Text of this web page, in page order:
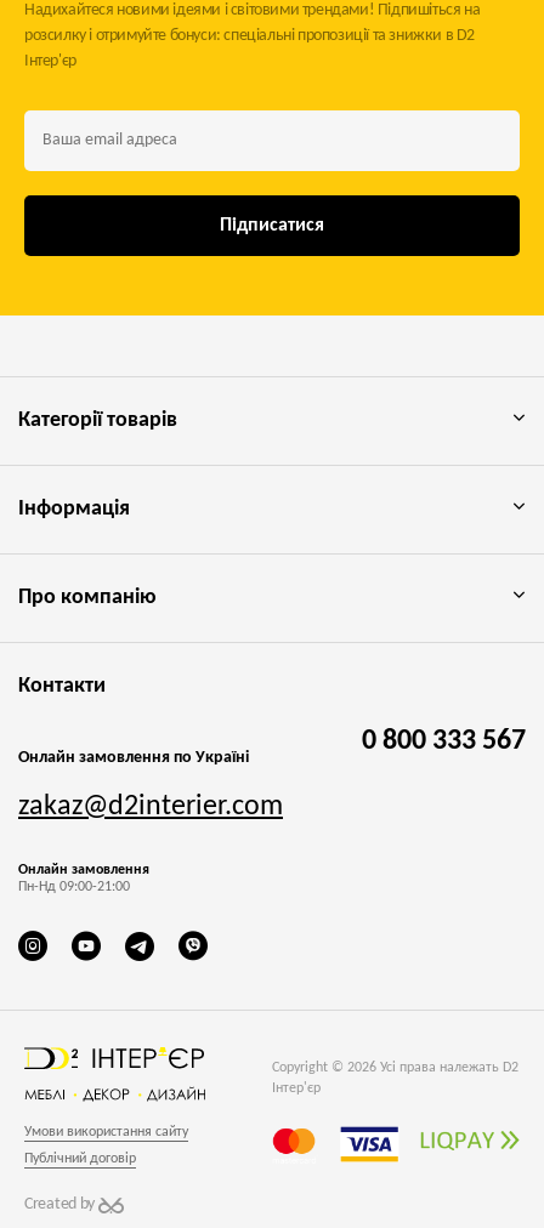
Надихайтеся новими ідеями і світовими трендами! Підпишіться на
розсилку і отримуйте бонуси: спеціальні пропозиції та знижки в D2
Інтер'єр
Підписатися
Copyright © 2026 Усі права належать D2
Інтер'єр
Умови використання сайту
Публічний договір
Created by
Категорії товарів
Інформація
Про компанію
Контакти
Онлайн замовлення по Україні
0 800 333 567
zakaz@d2interier.com
Онлайн замовлення
Пн-Нд 09:00-21:00